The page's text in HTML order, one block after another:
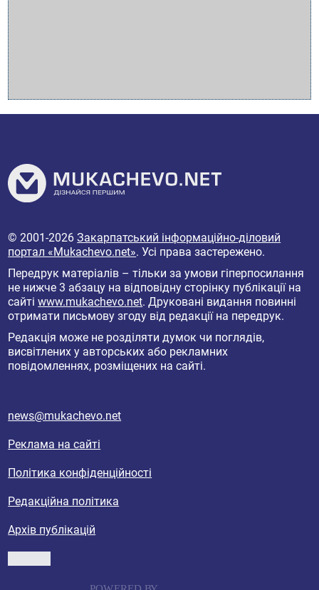
© 2001-2026Закарпатський інформаційно-діловий
портал «Mukachevo.net». Усі права застережено.
Передрук матеріалів – тільки за умови гіперпосилання
не нижче 3 абзацу на відповідну сторінку публікації на
сайтіwww.mukachevo.net. Друковані видання повинні
отримати письмову згоду від редакції на передрук.
Редакція може не розділяти думок чи поглядів,
висвітлених у авторських або рекламних
повідомленнях, розміщених на сайті.
news@mukachevo.net
Реклама на сайті
Політика конфіденційності
Редакційна політика
Архів публікацій